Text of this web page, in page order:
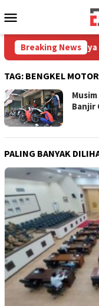
ke
Mobile
Breaking News
Pentingnya
TAG: BENGKEL
Banjir
PALING BANYAK